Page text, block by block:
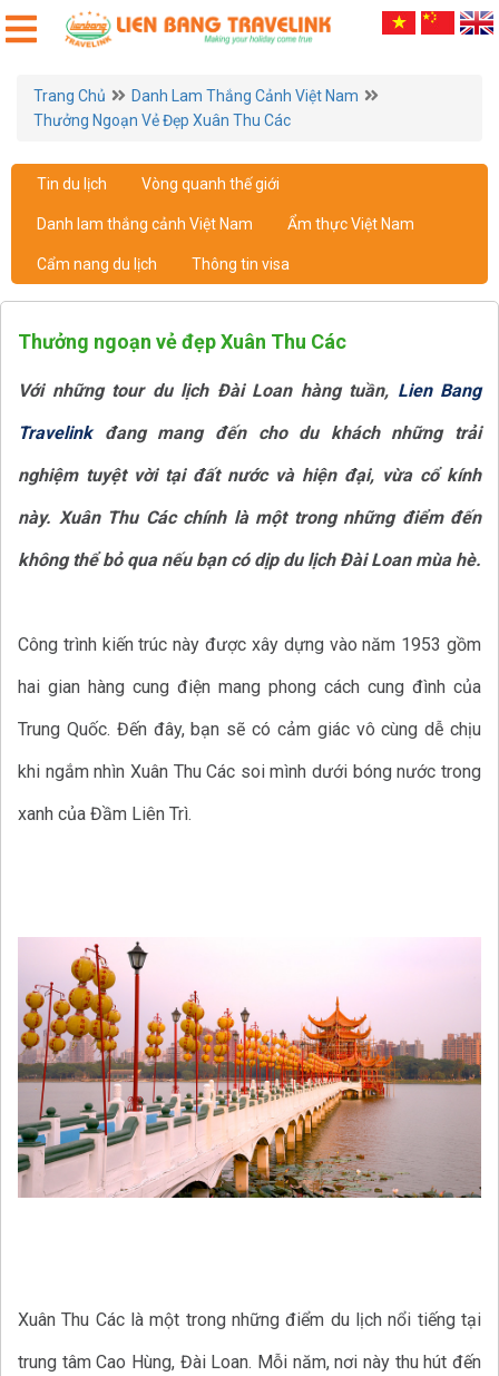
Trang Chủ
Danh Lam Thắng Cảnh Việt Nam
Thưởng Ngoạn Vẻ Đẹp Xuân Thu Các
Tin du lịch Vòng quanh thế giới
Danh lam thắng cảnh Việt Nam Ẩm thực Việt Nam
Cẩm nang du lịch Thông tin visa
Thưởng ngoạn vẻ đẹp Xuân Thu Các
Với những tour du lịch Đài Loan hàng tuần, Lien Bang
Travelinkđang mang đến cho du khách những trải
nghiệm tuyệt vời tại đất nước và hiện đại, vừa cổ kính
này. Xuân Thu Các chính là một trong những điểm đến
không thể bỏ qua nếu bạn có dịp du lịch Đài Loan mùa hè.
Công trình kiến trúc này được xây dựng vào năm 1953 gồm
hai gian hàng cung điện mang phong cách cung đình của
Trung Quốc. Đến đây, bạn sẽ có cảm giác vô cùng dễ chịu
khi ngắm nhìn Xuân Thu Các soi mình dưới bóng nước trong
xanh của Đầm Liên Trì.
Xuân Thu Các là một trong những điểm du lịch nổi tiếng tại
trung tâm Cao Hùng, Đài Loan. Mỗi năm, nơi này thu hút đến